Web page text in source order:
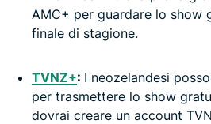
AMC+ per guardare lo show
finale di stagione.
TVNZ+: I neozelandesi
per trasmettere lo show
dovrai creare un account